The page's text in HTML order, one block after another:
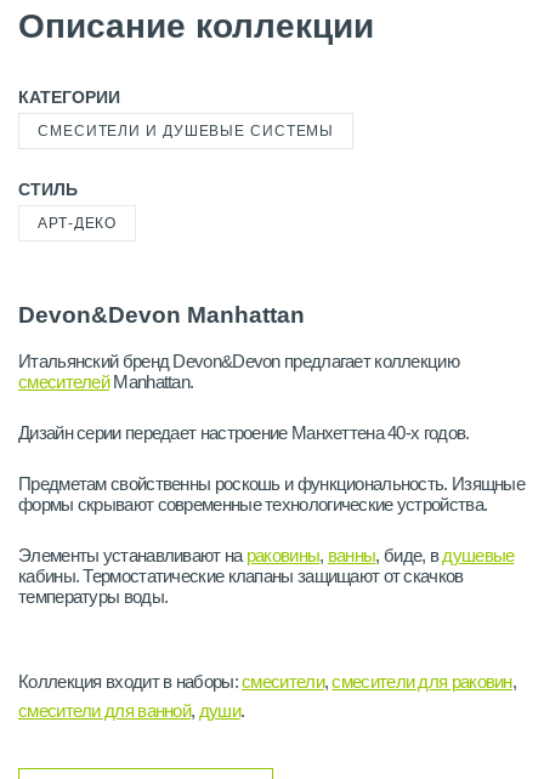
Описание коллекции
КАТЕГОРИИ
СМЕСИТЕЛИ И ДУШЕВЫЕ СИСТЕМЫ
СТИЛЬ
АРТ-ДЕКО
Devon&Devon Manhattan
Итальянский бренд Devon&Devon предлагает коллекцию
смесителейManhattan.
Дизайн серии передает настроение Манхеттена 40-х годов.
Предметам свойственны роскошь и функциональность. Изящные
формы скрывают современные технологические устройства.
Элементы устанавливают на раковины, ванны, биде, вдушевые
кабины. Термостатические клапаны защищают от скачков
температуры воды.
Коллекция входит в наборы:смесители,смесители для раковин,
смесители для ванной, души.